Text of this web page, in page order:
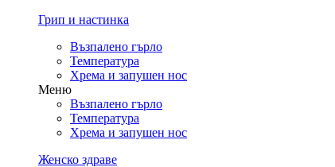
Грип и настинка
Възпалено гърло
Температура
Хрема и запушен нос
Меню
Възпалено гърло
Температура
Хрема и запушен нос
Женско здраве